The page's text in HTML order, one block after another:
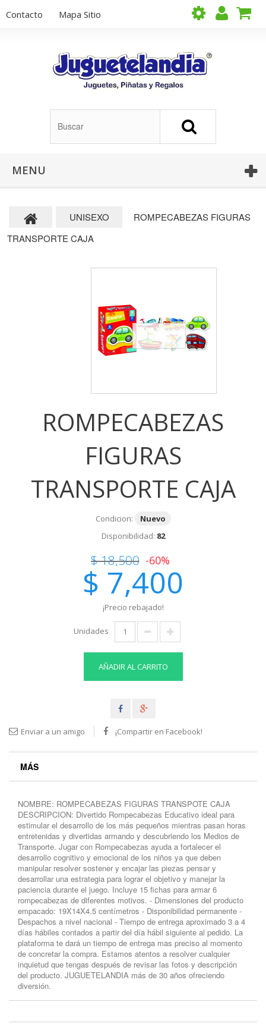
Contacto Mapa Sitio
MENU
UNISEXO
ROMPECABEZAS FIGURAS
TRANSPORTE CAJA
ROMPECABEZAS
FIGURAS
TRANSPORTE CAJA
Condicion:
Nuevo
Disponibilidad: 82
$ 18,500 -60%
$ 7,400
¡Precio rebajado!
Unidades
AÑADIR AL CARRITO
Enviar a un amigo ¡Compartir en Facebook!
MÁS
NOMBRE: ROMPECABEZAS FIGURAS TRANSPOTE CAJA
DESCRIPCION: Divertido Rompecabezas Educativo ideal para
estimular el desarrollo de los más pequeños mientras pasan horas
entretenidas y divertidas armando y descubriendo los Medios de
Transporte. Jugar con Rompecabezas ayuda a fortalecer el
desarrollo cognitivo y emocional de los niños ya que deben
manipular resolver sostener y encajar las piezas pensar y
desarrollar una estrategia para lograr el objetivo y manejar la
paciencia durante el juego. Incluye 15 fichas para armar 6
rompecabezas de diferentes motivos. - Dimensiones del producto
empacado: 19X14X4.5 centímetros - Disponibilidad permanente -
Despachos a nivel nacional - Tiempo de entrega aproximado 3 a 4
días hábiles contados a partir del día hábil siguiente al pedido. La
plataforma te dará un tiempo de entrega mas preciso al momento
de concretar la compra. Estamos atentos a resolver cualquier
inquietud que tengas después de revisar las fotos y descripción
del producto. JUGUETELANDIA más de 30 años ofreciendo
diversión.